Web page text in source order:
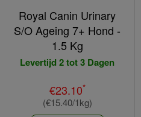
Royal Canin Urinary
S/O Ageing 7+ Hond -
1.5 Kg
Levertijd 2 tot 3 Dagen
€23.10*
(€15.40/1kg)